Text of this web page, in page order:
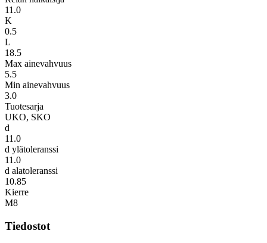
11.0
K
0.5
L
18.5
Max ainevahvuus
5.5
Min ainevahvuus
3.0
Tuotesarja
UKO, SKO
d
11.0
d ylätoleranssi
11.0
d alatoleranssi
10.85
Kierre
M8
Tiedostot